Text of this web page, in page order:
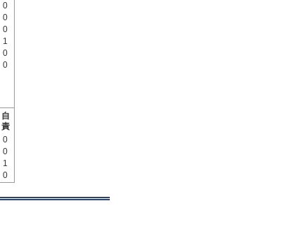
0
0
0
1
0
0
自
責
0
0
1
0